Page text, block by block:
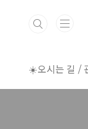
☀️오시는 길 /